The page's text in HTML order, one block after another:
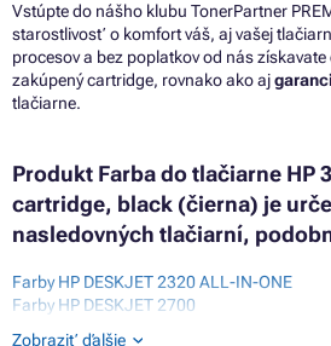
Vstúpte do nášho klubu TonerPartner
starostlivosť o komfort váš, aj vašej
procesov a bez poplatkov od nás získavate
zakúpený cartridge, rovnako ako aj
tlačiarne.
Produkt Farba do tlačiarne HP
cartridge, black (čierna) je
nasledovných tlačiarní,
Farby HP DESKJET 2320 ALL-IN-ONE
Farby HP DESKJET 2700
Farby HP DESKJET 2700 SERIES
Zobraziť ďalšie